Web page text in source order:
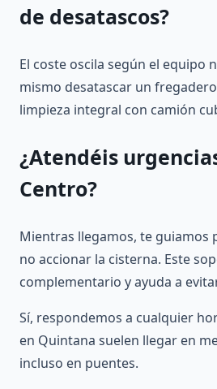
de desatascos?
El coste oscila según el equipo
mismo desatascar un
limpieza integral con camión
¿Atendéis
Centro?
Mientras llegamos, te guiamos
no accionar la cisterna. Este
complementario y ayuda a
Sí, respondemos a cualquier
en Quintana suelen llegar en
incluso en puentes.